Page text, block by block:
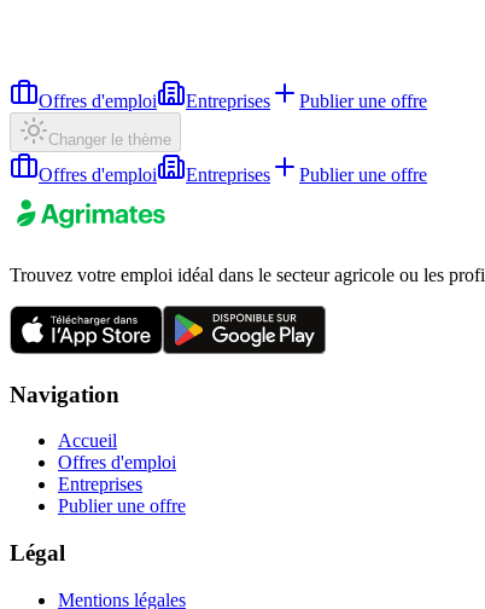
Offres d'emploi Entreprises Publier une offre
Changer le thème
Offres d'emploi Entreprises Publier une offre
Trouvez votre emploi idéal dans le secteur agricole ou les
Navigation
Accueil
Offres d'emploi
Entreprises
Publier une offre
Légal
Mentions légales